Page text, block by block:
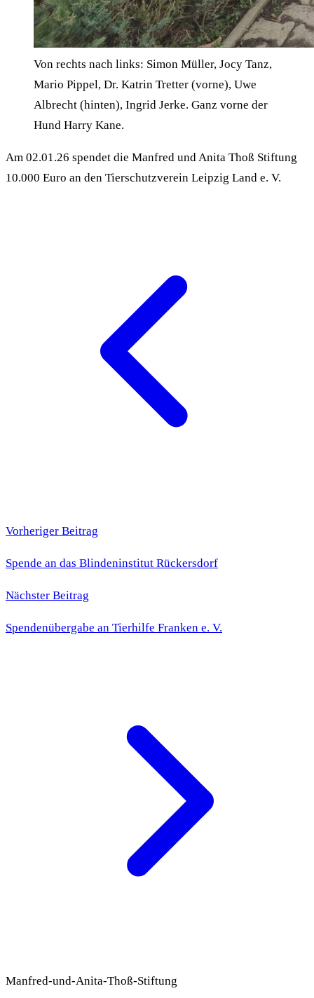
Von rechts nach links: Simon Müller, Jocy Tanz,
Mario Pippel, Dr. Katrin Tretter (vorne), Uwe
Albrecht (hinten), Ingrid Jerke. Ganz vorne der
Hund Harry Kane.
Am 02.01.26 spendet die Manfred und Anita Thoß Stiftung
10.000 Euro an den Tierschutzverein Leipzig Land e. V.
Vorheriger Beitrag
Spende an das Blindeninstitut Rückersdorf
Nächster Beitrag
Spendenübergabe an Tierhilfe Franken e. V.
Manfred-und-Anita-Thoß-Stiftung